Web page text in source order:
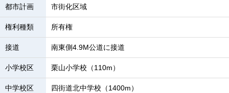
都市計画 市街化区域
権利種類 所有権
接道 南東側4.9M公道に接道
小学校区 栗山小学校（110m）
中学校区 四街道北中学校（1400m）